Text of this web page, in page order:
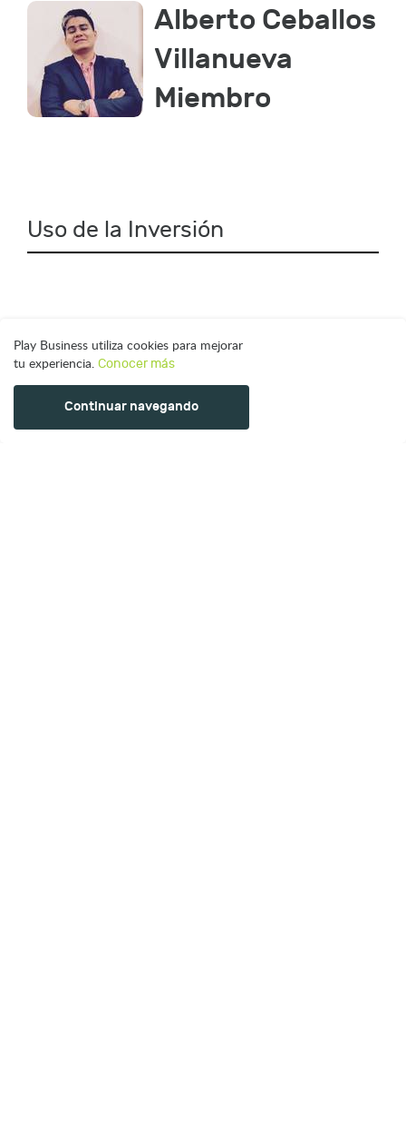
Play Business utiliza cookies para mejorar
tu experiencia. Conocer más
Continuar navegando
Alberto Ceballos
Villanueva
Miembro
Uso de la Inversión
Tracción y Reconocimientos